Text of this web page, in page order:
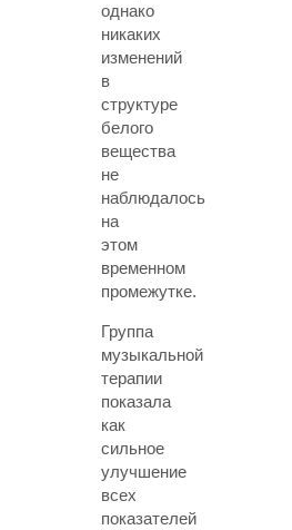
однако
никаких
изменений
в
структуре
белого
вещества
не
наблюдалось
на
этом
временном
промежутке.
Группа
музыкальной
терапии
показала
как
сильное
улучшение
всех
показателей